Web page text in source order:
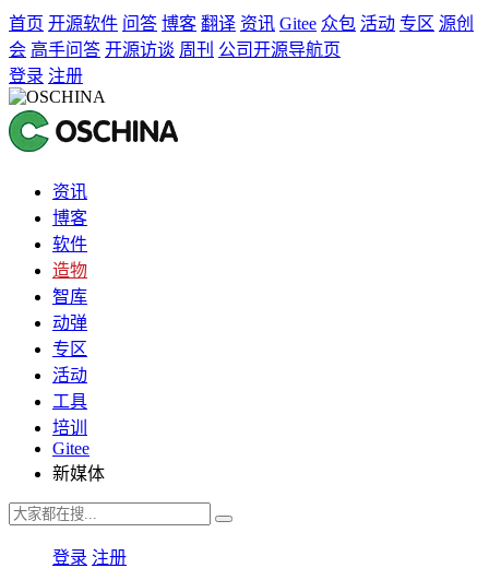
首页 开源软件 问答 博客 翻译 资讯 Gitee 众包 活动 专区 源创
会 高手问答 开源访谈 周刊 公司开源导航页
登录 注册
资讯
博客
软件
造物
智库
动弹
专区
活动
工具
培训
Gitee
新媒体
登录 注册